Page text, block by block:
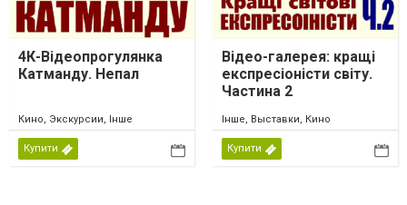
4К-Відеопрогулянка
Катманду. Непал
Кино, Экскурсии, Інше
Купити
Відео-галерея: кращі
експресіоністи світу.
Частина 2
Інше, Выставки, Кино
Купити